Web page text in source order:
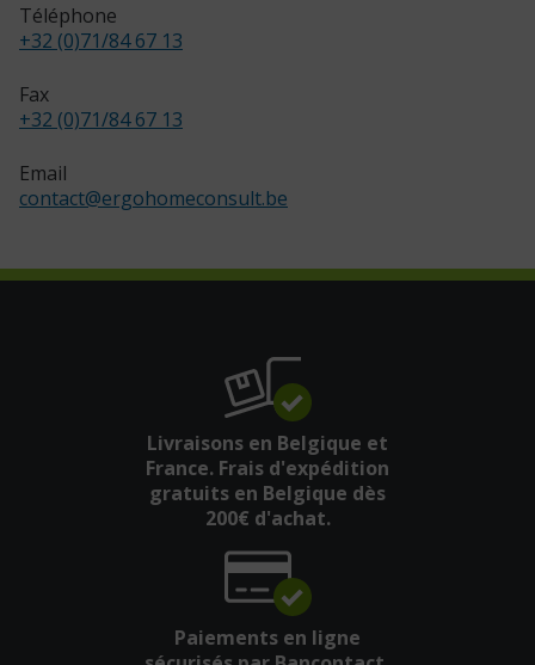
Téléphone
+32 (0)71/84 67 13
Fax
+32 (0)71/84 67 13
Email
contact@ergohomeconsult.be
Livraisons en Belgique et
France. Frais d'expédition
gratuits en Belgique dès
200€ d'achat.
Paiements en ligne